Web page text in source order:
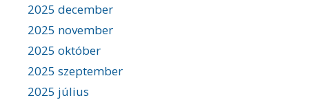
2025 december
2025 november
2025 október
2025 szeptember
2025 július